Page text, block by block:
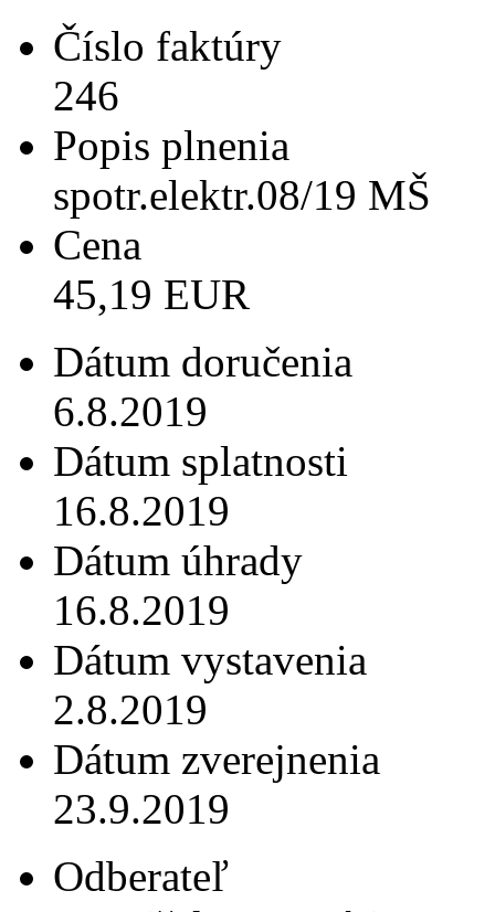
Číslo faktúry
246
Popis plnenia
spotr.elektr.08/19 MŠ
Cena
45,19 EUR
Dátum doručenia
6.8.2019
Dátum splatnosti
16.8.2019
Dátum úhrady
16.8.2019
Dátum vystavenia
2.8.2019
Dátum zverejnenia
23.9.2019
Odberateľ